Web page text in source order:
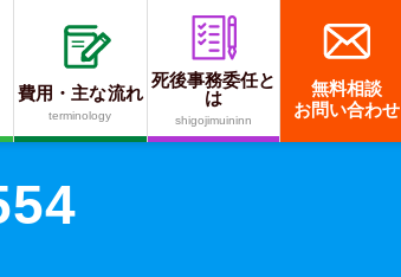
費用・主な流れ
terminology
死後事務委任と
は
shigojimuininn
無料相談
お問い合わせ
決します。